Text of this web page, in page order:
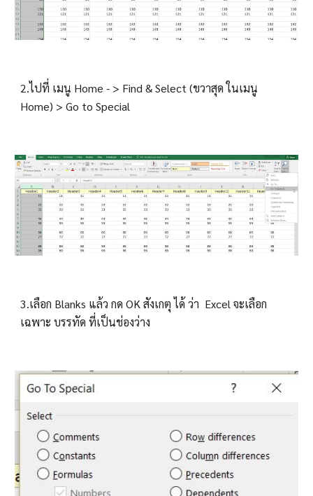
2.ไปที่ เมนู Home - > Find & Select (ขวาสุด ในเมนู
Home) > Go to Special
3.เลือก Blanks แล้ว กด OK สังเกตุ ได้ ว่า  Excel จะเลือก
เฉพาะ บรรทัด ที่เป็นช่องว่าง